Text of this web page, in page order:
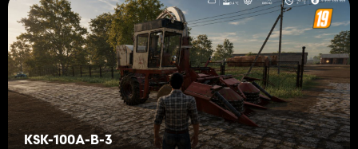
KSK-100A-B-3